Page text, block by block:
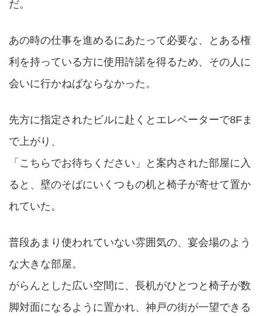
だ。
あの時の仕事を進めるにあたって必要な、とある権
利を持っている方に使用許諾を得るため、その人に
会いに行かねばならなかった。
先方に指定されたビルに赴くとエレベーターで8Fま
で上がり、
「こちらでお待ちください」と案内された部屋に入
ると、壁のそばにいくつもの机と椅子が寄せて置か
れていた。
普段あまり使われていない雰囲気の、宴会場のよう
な大きな部屋。
がらんとした広い空間に、長机がひとつと椅子が数
脚対面になるように置かれ、神戸の街が一望できる